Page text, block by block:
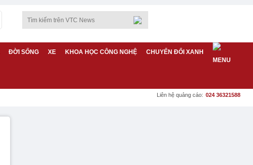
ĐỜI SỐNG XE KHOA HỌC CÔNG NGHỆ CHUYỂN ĐỔI XANH
Liên hệ quảng cáo: 024 36321588